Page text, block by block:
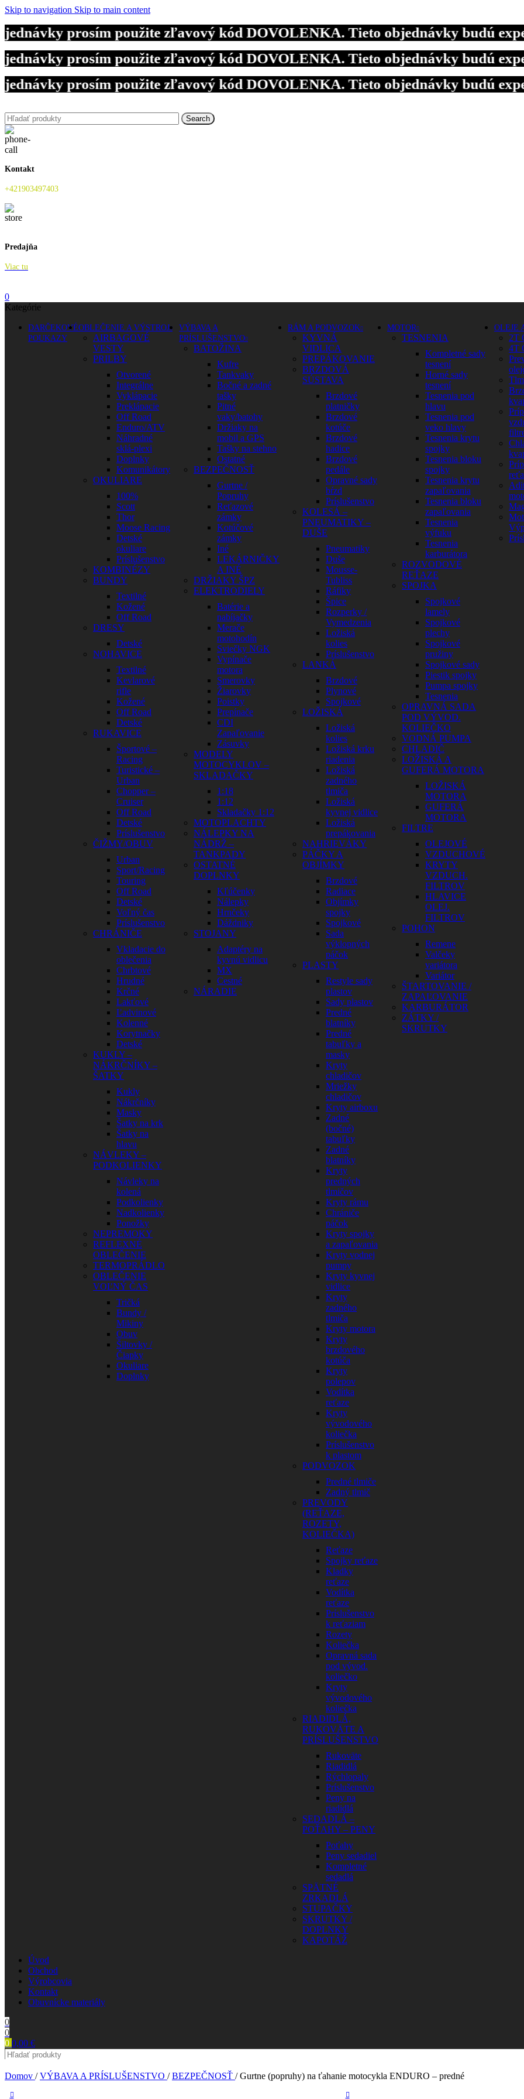
Skip to navigation Skip to main content
prosím použite zľavový kód DOVOLENKA. Tieto objednávky budú
prosím použite zľavový kód DOVOLENKA. Tieto objednávky budú
prosím použite zľavový kód DOVOLENKA. Tieto objednávky budú
Search
Kontakt
+421903497403
Predajňa
Viac tu
0
Kategórie
DARČEKOVÉ
POUKAZY
OBLEČENIE A VÝSTROJ
AIRBAGOVÉ
VESTY
PRILBY
Otvorené
Integrálne
Vyklápacie
Preklápacie
Off Road
Enduro/ATV
Náhradné
sklá-plexi
Doplnky
Komunikátory
OKULIARE
100%
Scott
Thor
Moose Racing
Detské
okuliare
Príslušenstvo
KOMBINÉZY
BUNDY
Textilné
Kožené
Off Road
DRESY
Detské
NOHAVICE
Textilné
Kevlarové
rifle
Kožené
Off Road
Detské
RUKAVICE
Športové –
Racing
Turistické –
Urban
Chopper –
Cruiser
Off Road
Detské
Príslušenstvo
ČIŽMY/OBUV
Urban
Sport/Racing
Touring
Off Road
Detské
Voľný čas
Príslušenstvo
CHRÁNIČE
Vkladacie do
oblečenia
Chrbtové
Hrudné
Krčné
Lakťové
Ľadvinové
Kolenné
Korytnačky
Detské
KUKLY –
NÁKRČNÍKY –
ŠATKY
Kukly
Nákrčníky
Masky
Šatky na krk
Šatky na
hlavu
NÁVLEKY –
PODKOLIENKY
Návleky na
kolená
Podkolienky
Nadkolienky
Ponožky
NEPREMOKY
REFLEXNÉ
OBLEČENIE
TERMOPRÁDLO
OBLEČENIE
VOĽNÝ ČAS
Tričká
Bundy /
Mikiny
Obuv
Šiltovky /
Čiapky
Okuliare
Doplnky
VÝBAVA A
PRÍSLUŠENSTVO
BATOŽINA
Kufre
Tankvaky
Bočné a zadné
tašky
Pitné
vaky/batohy
Držiaky na
mobil a GPS
Tašky na stehno
Ostatné
BEZPEČNOSŤ
Gurtne /
Popruhy
Reťazové
zámky
Kotúčové
zámky
Iné
LEKÁRNIČKY
A INÉ
DRŽIAKY ŠPZ
ELEKTRODIELY
Batérie a
nabíjačky
Merače
motohodín
Sviečky NGK
Vypínače
motora
Smerovky
Žiarovky
Poistky
Prepínače
CDI
Zapaľovanie
Zásuvky
MODELY
MOTOCYKLOV –
SKLADAČKY
1:18
1:12
Skladačky 1:12
MOTOPLACHTY
NÁLEPKY NA
NÁDRŽ –
TANKPADY
OSTATNÉ
DOPLNKY
Kľúčenky
Nálepky
Hrnčeky
Dáždniky
STOJANY
Adaptéry na
kyvnú vidlicu
MX
Cestné
NÁRADIE
RÁM A PODVOZOK
KYVNÁ
VIDLICA
PREPÁKOVANIE
BRZDOVÁ
SÚSTAVA
Brzdové
platničky
Brzdové
kotúče
Brzdové
hadice
Brzdové
pedále
Opravné sady
bŕzd
Príslušenstvo
KOLESÁ –
PNEUMATIKY –
DUŠE
Pneumatiky
Duše
Mousse-
Tubliss
Ráfiky
Špice
Rozperky /
Vymedzenia
Ložiská
kolies
Príslušenstvo
LANKÁ
Brzdové
Plynové
Spojkové
LOŽISKÁ
Ložiská
kolies
Ložiská krku
riadenia
Ložiská
zadného
tlmiča
Ložiská
kyvnej vidlice
Ložiská
prepákovania
NAHRIEVÁKY
PÁČKY A
OBJÍMKY
Brzdové
Radiace
Objímky
spojky
Spojkové
Sada
výklopných
páčok
PLASTY
Restyle sady
plastov
Sady plastov
Predné
blatníky
Predné
tabuľky a
masky
Kryty
chladičov
Mriežky
chladičov
Kryty airboxu
Zadné
(bočné)
tabuľky
Zadné
blatníky
Kryty
predných
tlmičov
Kryty rámu
Chrániče
páčok
Kryty spojky
a zapaľovania
Kryty vodnej
pumpy
Kryty kyvnej
vidlice
Kryty
zadného
tlmiča
Kryty motora
Kryty
brzdového
kotúča
Kryty
polepov
Vodítka
reťaze
Kryty
vývodového
koliečka
Príslušenstvo
k plastom
PODVOZOK
Predné tlmiče
Zadný tlmič
PREVODY
(REŤAZE,
ROZETY,
KOLIEČKA)
Reťaze
Spojky reťaze
Kladky
reťaze
Vodítka
reťaze
Príslušenstvo
k reťaziam
Rozety
Koliečka
Opravná sada
pod vývod.
koliečko
Kryty
vývodového
koliečka
RIADIDLÁ,
RUKOVÄTE A
PRÍSLUŠENSTVO
Rukoväte
Riadidlá
Rýchlopaly
Príslušenstvo
Peny na
riadidlá
SEDADLÁ –
POŤAHY – PENY
Poťahy
Peny sedadiel
Kompletné
sedadlá
SPÄTNÉ
ZRKADLÁ
STUPAČKY
SKRUTKY /
DOPLNKY
KAPOTÁŽ
MOTOR
TESNENIA
Kompletné sady
tesnení
Horné sady
tesnení
Tesnenia pod
hlavu
Tesnenia pod
veko hlavy
Tesnenia krytu
spojky
Tesnenia bloku
spojky
Tesnenia krytu
zapaľovania
Tesnenia bloku
zapaľovania
Tesnenia
výfuku
Tesnenia
karburátora
ROZVODOVÉ
REŤAZE
SPOJKA
Spojkové
lamely
Spojkové
plechy
Spojkové
pružiny
Spojkové sady
Piestik spojky
Pumpa spojky
Tesnenia
OPRAVNÁ SADA
POD VÝVOD.
KOLIEČKO
VODNÁ PUMPA
CHLADIČ
LOŽISKÁ A
GUFERÁ MOTORA
LOŽISKÁ
MOTORA
GUFERÁ
MOTORA
FILTRE
OLEJOVÉ
VZDUCHOVÉ
KRYTY
VZDUCH.
FILTROV
HLAVICE
OLEJ.
FILTROV
POHON
Remene
Valčeky
variátora
Variátor
ŠTARTOVANIE /
ZAPAĽOVANIE
KARBURÁTOR
ZÁTKY /
SKRUTKY
OLEJE
2T
4T
Úvod
Obchod
Výrobcovia
Kontakt
Obuvnícke materiály
0
0
0 0,00 €
Domov / VÝBAVA A PRÍSLUŠENSTVO / BEZPEČNOSŤ / Gurtne (popruhy) na ťahanie motocykla ENDURO – predné